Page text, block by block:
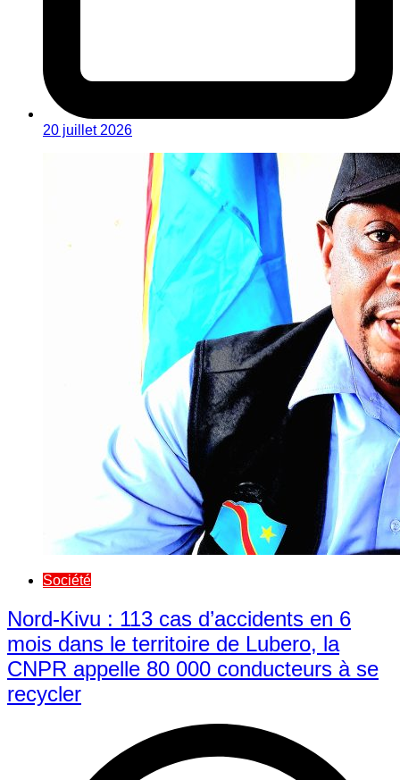
20 juillet 2026
Société
Nord-Kivu : 113 cas d’accidents en 6
mois dans le territoire de Lubero, la
CNPR appelle 80 000 conducteurs à se
recycler